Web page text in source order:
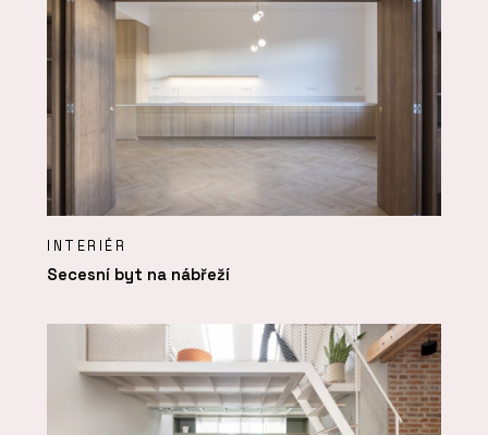
INTERIÉR
Secesní byt na nábřeží